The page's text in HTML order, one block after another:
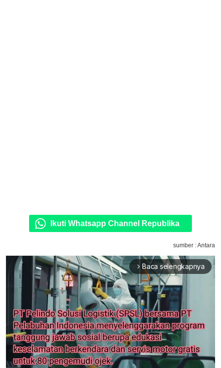
Ikuti Whatsapp Channel Republika
sumber : Antara
arrow_forward_ios Baca selengkapnya